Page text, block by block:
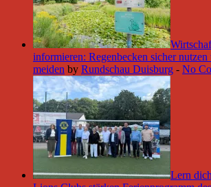
informieren: Regenbecken sicher nutzen
meiden by Rundschau Duisburg - No
Lern